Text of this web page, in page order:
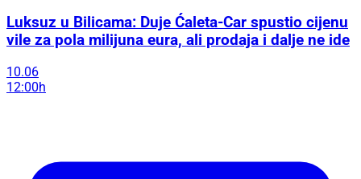
Luksuz u Bilicama: Duje Ćaleta-Car spustio cijenu
vile za pola milijuna eura, ali prodaja i dalje ne ide
10.06
12:00h